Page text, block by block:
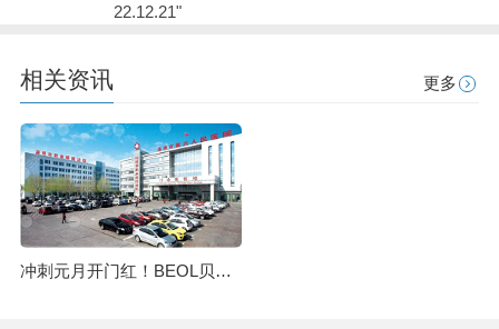
22.12.21"
相关资讯 更多
冲刺元月开门红！BEOL贝尔科技开展新一轮实验室冷链设备巡检工作23.2.1